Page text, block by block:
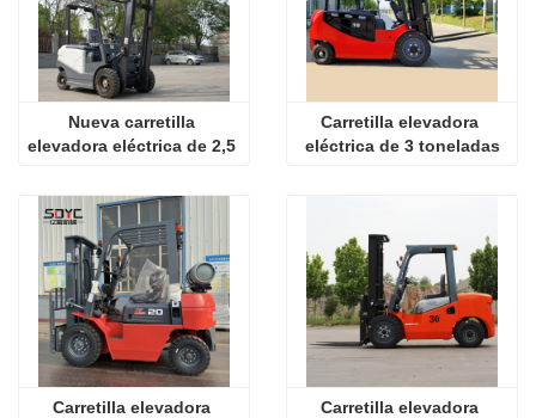
Nueva carretilla
elevadora eléctrica de 2,5
Carretilla elevadora
eléctrica de 3 toneladas
Carretilla elevadora
Carretilla elevadora